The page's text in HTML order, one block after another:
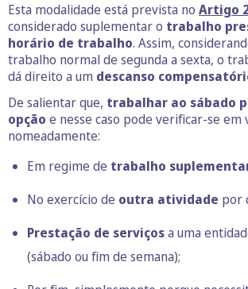
Esta modalidade está prevista no Artigo
considerado suplementar o trabalho
horário de trabalho. Assim,
trabalho normal de segunda a sexta, o
dá direito a um descanso
De salientar que, trabalhar ao sábado
opção e nesse caso pode verificar-se em
nomeadamente:
Em regime de trabalho
No exercício de outra atividade por
Prestação de serviçosa uma
(sábado ou fim de semana);